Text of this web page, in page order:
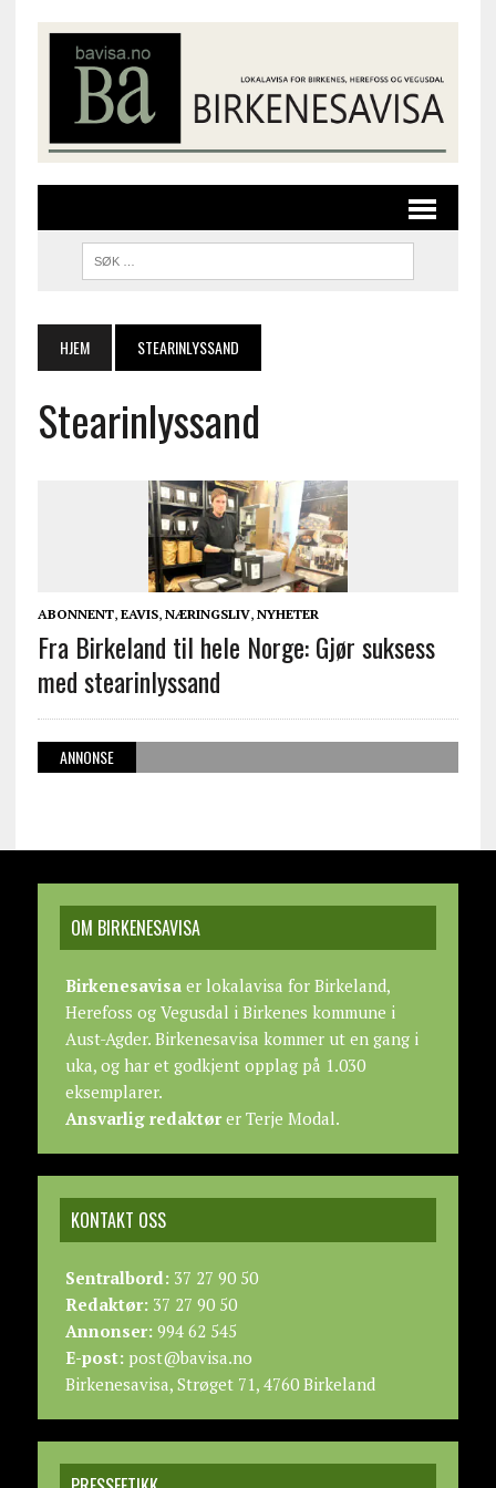
HJEM STEARINLYSSAND
Stearinlyssand
ABONNENT, EAVIS, NÆRINGSLIV, NYHETER
Fra Birkeland til hele Norge: Gjør suksess
med stearinlyssand
ANNONSE
OM BIRKENESAVISA
Birkenesavisaer lokalavisa for Birkeland,
Herefoss og Vegusdal i Birkenes kommune i
Aust-Agder. Birkenesavisa kommer ut en gang i
uka, og har et godkjent opplag på 1.030
eksemplarer.
Ansvarlig redaktører Terje Modal.
KONTAKT OSS
Sentralbord:37 27 90 50
Redaktør:37 27 90 50
Annonser:994 62 545
E-post:post@bavisa.no
Birkenesavisa, Strøget 71, 4760 Birkeland